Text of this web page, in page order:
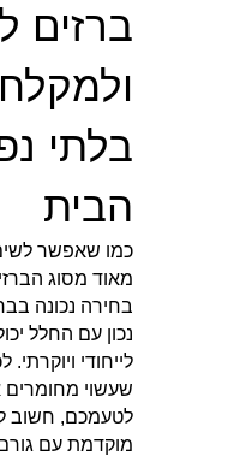
ברזים
בלתי
הבית
כמו שאפשר
מאוד מסוג
בחירה נכונה
נכון עם החלל
לייחודי
שעשוי מחומרים
לטעמכם, חשוב
מוקדמת עם